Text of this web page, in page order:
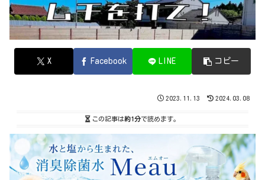
X Facebook LINE コピー
2023.11.13 2024.03.08
この記事は約1分で読めます。